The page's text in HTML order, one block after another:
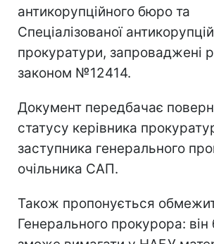
антикорупційного бюро та
Спеціалізованої
прокуратури, запроваджені
законом №12414.
Документ передбачає
статусу керівника
заступника генерального
очільника САП.
Також пропонується
Генерального прокурора: він